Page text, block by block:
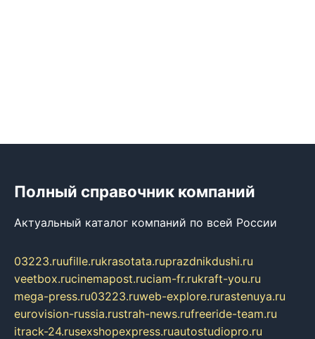
Полный справочник компаний
Актуальный каталог компаний по всей России
03223.ruufille.rukrasotata.ruprazdnikdushi.ru
veetbox.rucinemapost.ruciam-fr.rukraft-you.ru
mega-press.ru03223.ruweb-explore.rurastenuya.ru
eurovision-russia.rustrah-news.rufreeride-team.ru
itrack-24.rusexshopexpress.ruautostudiopro.ru